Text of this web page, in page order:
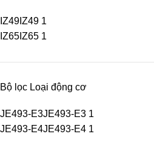
IZ49 IZ49 1
IZ65 IZ65 1
Bộ lọc Loại động cơ
JE493-E3JE493-E3 1
JE493-E4JE493-E4 1